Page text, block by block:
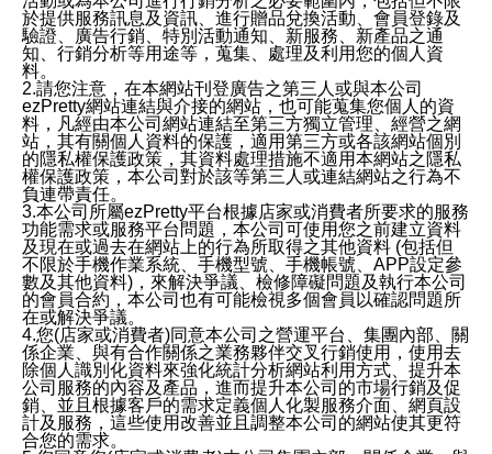
於提供服務訊息及資訊、進行贈品兌換活動、會員登錄及
驗證、廣告行銷、特別活動通知、新服務、新產品之通
知、行銷分析等用途等，蒐集、處理及利用您的個人資
料。
2.請您注意，在本網站刊登廣告之第三人或與本公司
ezPretty網站連結與介接的網站，也可能蒐集您個人的資
料，凡經由本公司網站連結至第三方獨立管理、經營之網
站，其有關個人資料的保護，適用第三方或各該網站個別
的隱私權保護政策，其資料處理措施不適用本網站之隱私
權保護政策，本公司對於該等第三人或連結網站之行為不
負連帶責任。
3.本公司所屬ezPretty平台根據店家或消費者所要求的服務
功能需求或服務平台問題，本公司可使用您之前建立資料
及現在或過去在網站上的行為所取得之其他資料 (包括但
不限於手機作業系統、手機型號、手機帳號、APP設定參
數及其他資料)，來解決爭議、檢修障礙問題及執行本公司
的會員合約，本公司也有可能檢視多個會員以確認問題所
在或解決爭議。
4.您(店家或消費者)同意本公司之營運平台、集團內部、關
係企業、與有合作關係之業務夥伴交叉行銷使用，使用去
除個人識別化資料來強化統計分析網站利用方式、提升本
公司服務的內容及產品，進而提升本公司的市場行銷及促
銷、並且根據客戶的需求定義個人化製服務介面、網頁設
計及服務，這些使用改善並且調整本公司的網站使其更符
合您的需求。